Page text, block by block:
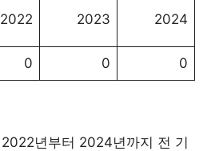
2022 2023 2024
0 0 0
년부터 2024년까지 전 기